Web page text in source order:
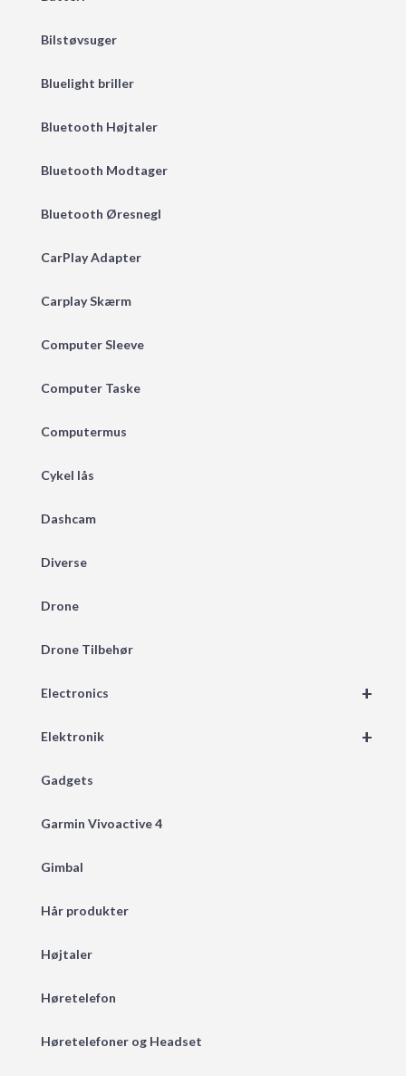
Bilstøvsuger
Bluelight briller
Bluetooth Højtaler
Bluetooth Modtager
Bluetooth Øresnegl
CarPlay Adapter
Carplay Skærm
Computer Sleeve
Computer Taske
Computermus
Cykel lås
Dashcam
Diverse
Drone
Drone Tilbehør
+
Electronics
+
Elektronik
Gadgets
Garmin Vivoactive 4
Gimbal
Hår produkter
Højtaler
Høretelefon
Høretelefoner og Headset